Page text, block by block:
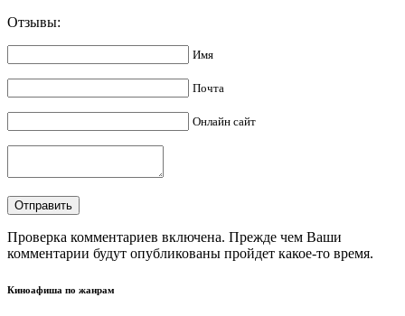
Отзывы:
Имя
Почта
Онлайн сайт
Проверка комментариев включена. Прежде чем Ваши
комментарии будут опубликованы пройдет какое-то время.
Киноафиша по жанрам